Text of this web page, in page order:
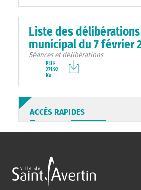
Liste des
municipal du 7 février
Séances et délibérations
PDF
271.92
Ko
ACCÈS RAPIDES
ANNUAIRE
HORAIRES